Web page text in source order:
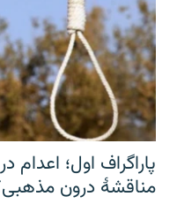
پاراگراف اول؛ اعدام
مناقشهٔ درون